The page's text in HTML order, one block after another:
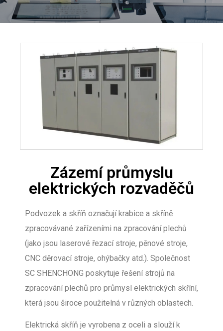
Zázemí průmyslu
elektrických rozvaděčů
Podvozek a skříň označují krabice a skříně
zpracovávané zařízeními na zpracování plechů
(jako jsou laserové řezací stroje, pěnové stroje,
CNC děrovací stroje, ohýbačky atd.). Společnost
SC SHENCHONG poskytuje řešení strojů na
zpracování plechů pro průmysl elektrických skříní,
která jsou široce použitelná v různých oblastech.
Elektrická skříň je vyrobena z oceli a slouží k